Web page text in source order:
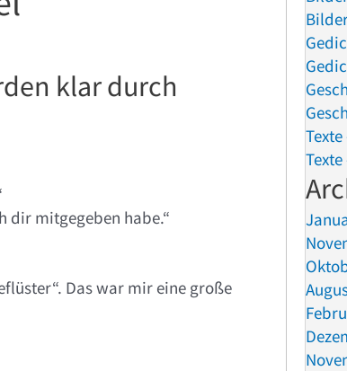
klar durch
dir mitgegeben habe.“
Das war mir eine große
Texte
Texte